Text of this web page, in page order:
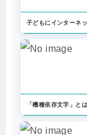
子どもにインターネ
「機種依存文字」と